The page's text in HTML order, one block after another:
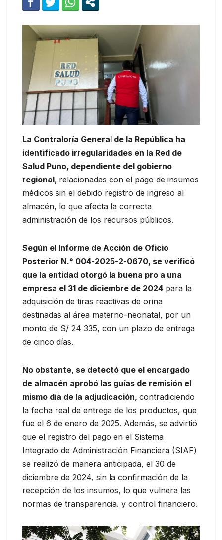
La Contraloría General de la República ha
identificado irregularidades en la Red de
Salud Puno, dependiente del gobierno
regional, relacionadas con el pago de insumos
médicos sin el debido registro de ingreso al
almacén, lo que afecta la correcta
administración de los recursos públicos.
Según el Informe de Acción de Oficio
Posterior N.° 004-2025-2-0670, se verificó
que la entidad otorgó la buena pro a una
empresa el 31 de diciembre de 2024 para la
adquisición de tiras reactivas de orina
destinadas al área materno-neonatal, por un
monto de S/ 24 335, con un plazo de entrega
de cinco días.
No obstante, se detectó que el encargado
de almacén aprobó las guías de remisión el
mismo día de la adjudicación, contradiciendo
la fecha real de entrega de los productos, que
fue el 6 de enero de 2025. Además, se advirtió
que el registro del pago en el Sistema
Integrado de Administración Financiera (SIAF)
se realizó de manera anticipada, el 30 de
diciembre de 2024, sin la confirmación de la
recepción de los insumos, lo que vulnera las
normas de transparencia. y control financiero.